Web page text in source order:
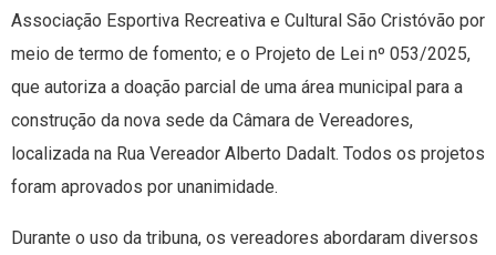
Associação Esportiva Recreativa e Cultural São Cristóvão por
meio de termo de fomento; e o Projeto de Lei nº 053/2025,
que autoriza a doação parcial de uma área municipal para a
construção da nova sede da Câmara de Vereadores,
localizada na Rua Vereador Alberto Dadalt. Todos os projetos
foram aprovados por unanimidade.
Durante o uso da tribuna, os vereadores abordaram diversos